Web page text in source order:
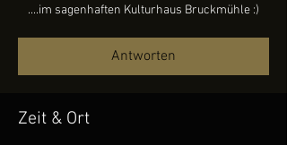
....im sagenhaften Kulturhaus Bruckmühle :)
Antworten
Zeit & Ort